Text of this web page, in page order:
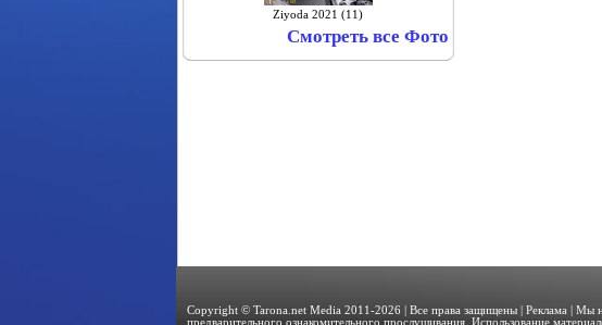
Ziyoda 2021 (11)
Смотреть все Фото
Copyright © Tarona.net Media 2011-2026 | Все права защищены |Реклама
| Мы
предварительного ознакомительного прослушивания. Использование